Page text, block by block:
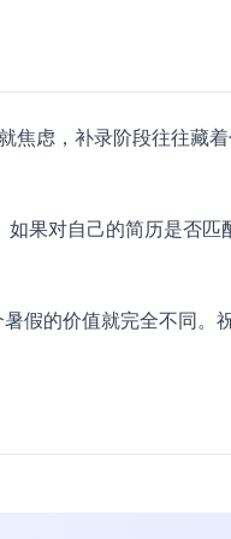
焦虑，补录阶段往往藏
果对自己的简历是否匹
假的价值就完全不同。